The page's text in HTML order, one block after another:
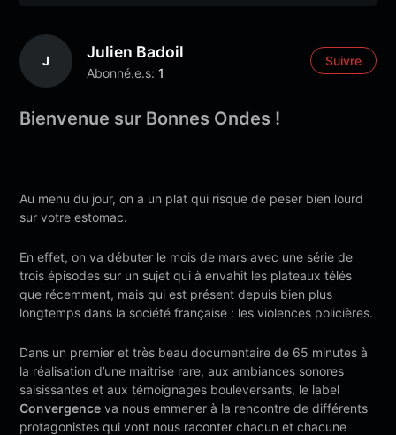
J Julien Badoil
Abonné.e.s: 1
Suivre
Bienvenue sur Bonnes Ondes !
Au menu du jour, on a un plat qui risque de peser bien lourd
sur votre estomac.
En effet, on va débuter le mois de mars avec une série de
trois épisodes sur un sujet qui à envahit les plateaux télés
que récemment, mais qui est présent depuis bien plus
longtemps dans la société française : les violences policières.
Dans un premier et très beau documentaire de 65 minutes à
la réalisation d’une maitrise rare, aux ambiances sonores
saisissantes et aux témoignages bouleversants, le label
Convergence va nous emmener à la rencontre de différents
protagonistes qui vont nous raconter chacun et chacune